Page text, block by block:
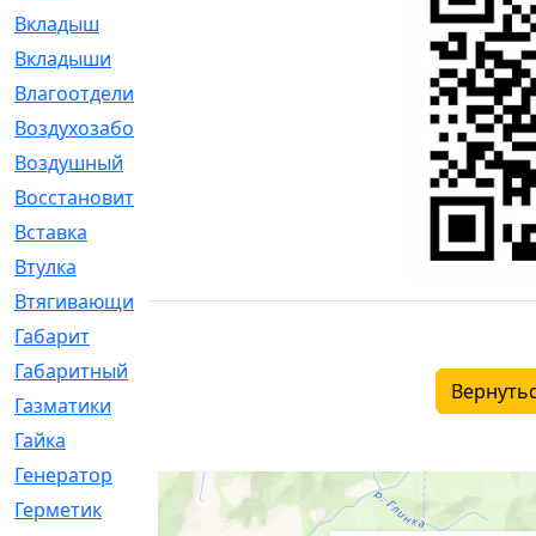
Вкладыш
Вкладыши
Влагоотделитель
Воздухозаборник
Воздушный
Восстановительный
Вставка
Втулка
Втягивающий
[22]
Габарит
Габаритный
Газматики
Гайка
Генератор
[148]
Герметик
[15]